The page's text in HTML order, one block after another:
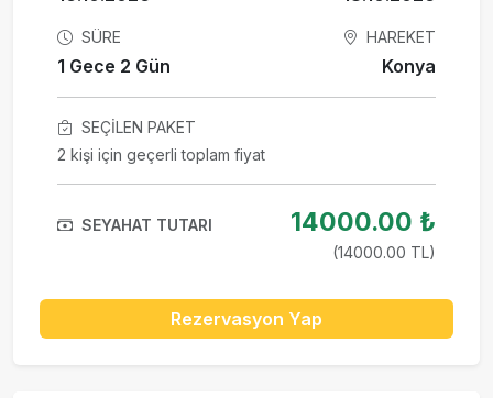
SÜRE
1 Gece 2 Gün
HAREKET
Konya
SEÇILEN PAKET
2 kişi için geçerli toplam fiyat
SEYAHAT TUTARI 14000.00 ₺
(14000.00 TL)
Rezervasyon Yap